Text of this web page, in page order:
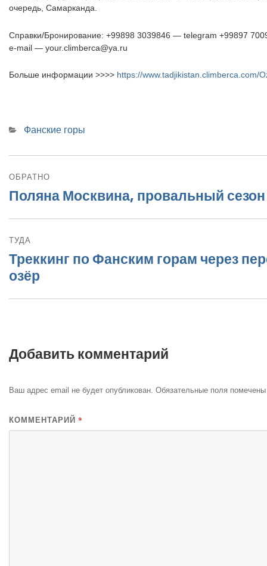
очередь, Самарканда.
Справки/Бронирование: +99898 3039846 — telegram +99897
e-mail — your.climberca@ya.ru
Больше информации >>>> https://www.tadjikistan.climberca.com/
Categories
Фанские горы
по
записям
ОБРАТНО
Previous
Поляна Москвина, провальный
ТУДА
Next
post:
Треккинг по Фанским горам через
озёр
Добавить комментарий
Ваш адрес email не будет опубликован. Обязательные поля
КОММЕНТАРИЙ *